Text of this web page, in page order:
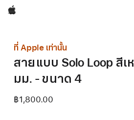
Apple
ที่ Apple เท่านั้น
สายแบบ Solo Loop สี
มม. - ขนาด 4
฿1,800.00